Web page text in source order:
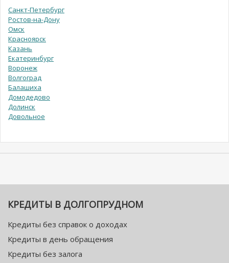
Санкт-Петербург
Ростов-на-Дону
Омск
Красноярск
Казань
Екатеринбург
Воронеж
Волгоград
Балашиха
Домодедово
Долинск
Довольное
КРЕДИТЫ В ДОЛГОПРУДНОМ
Кредиты без справок о доходах
Кредиты в день обращения
Кредиты без залога